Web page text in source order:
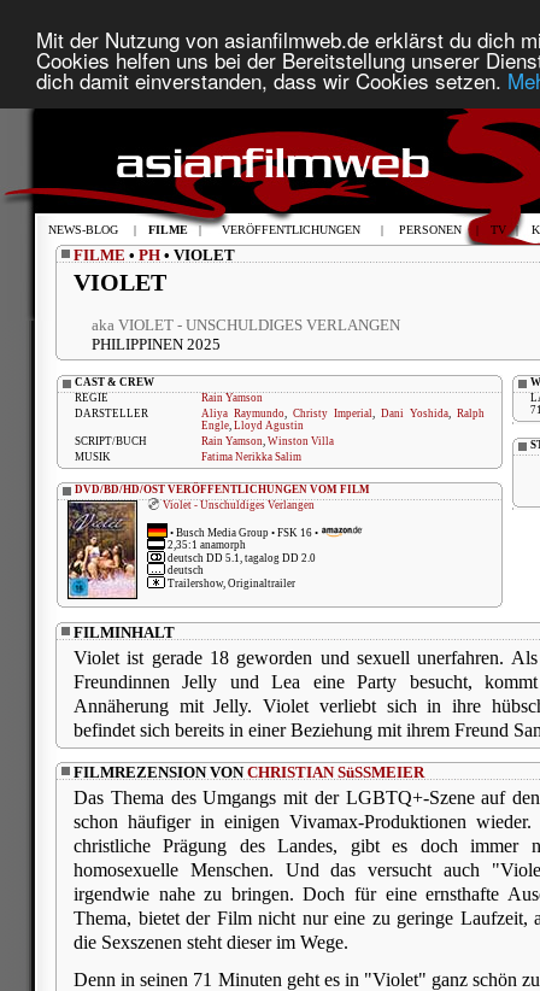
Mit der Nutzung von asianfilmweb.de erklärst du dich
Cookies helfen uns bei der Bereitstellung unserer
dich damit einverstanden, dass wir Cookies setzen.
NEWS-BLOG | FILME | VERÖFFENTLICHUNGEN | PERSONEN | TV |
FILME • PH • VIOLET
VIOLET
aka VIOLET - UNSCHULDIGES VERLANGEN
PHILIPPINEN 2025
CAST & CREW
REGIE
Rain Yamson
DARSTELLER
Aliya Raymundo, Christy Imperial, Dani Yoshida, Ralph
Engle, Lloyd Agustin
SCRIPT/BUCH
Rain Yamson, Winston Villa
MUSIK
Fatima Nerikka Salim
DVD/BD/HD/OST VERÖFFENTLICHUNGEN VOM FILM
Violet - Unschuldiges Verlangen
• Busch Media Group • FSK 16 •
2,35:1 anamorph
deutsch DD 5.1, tagalog DD 2.0
deutsch
Trailershow, Originaltrailer
FILMINHALT
Violet ist gerade 18 geworden und sexuell unerfahren.
Freundinnen Jelly und Lea eine Party besucht,
Annäherung mit Jelly. Violet verliebt sich in ihre
befindet sich bereits in einer Beziehung mit ihrem Freund
FILMREZENSION VONCHRISTIAN SüSSMEIER
Das Thema des Umgangs mit der LGBTQ+-Szene auf
schon häufiger in einigen Vivamax-Produktionen
christliche Prägung des Landes, gibt es doch immer
homosexuelle Menschen. Und das versucht auch
irgendwie nahe zu bringen. Doch für eine ernsthafte
Thema, bietet der Film nicht nur eine zu geringe Laufzeit,
die Sexszenen steht dieser im Wege.
Denn in seinen 71 Minuten geht es in "Violet" ganz schön